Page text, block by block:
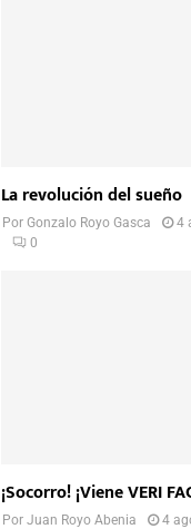
La revolución del sueño
PorGonzalo Royo Gasca
4
0
¡Socorro! ¡Viene VERI
PorJuan Royo Abenia 4